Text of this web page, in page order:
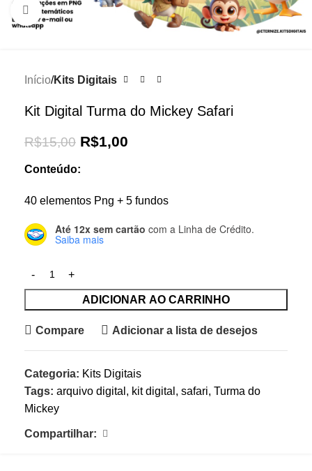
Click to enlarge
Início Kits Digitais
Kit Digital Turma do Mickey Safari
R$15,00 R$1,00
Conteúdo:
40 elementos Png + 5 fundos
Até 12x sem cartão com a Linha de Crédito.
Saiba mais
ADICIONAR AO CARRINHO
Compare Adicionar a lista de desejos
Categoria: Kits Digitais
Tags: arquivo digital , kit digital , safari, Turma do
Mickey
Compartilhar: